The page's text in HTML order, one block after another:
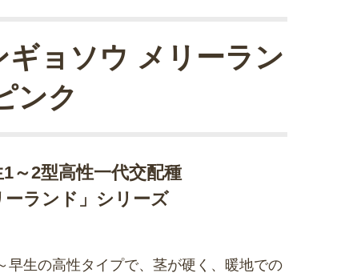
～2型高性一代交配種
ーランド」シリーズ
ギョソウ メリーラン
ンク
早生の高性タイプで、茎が硬く、暖地での